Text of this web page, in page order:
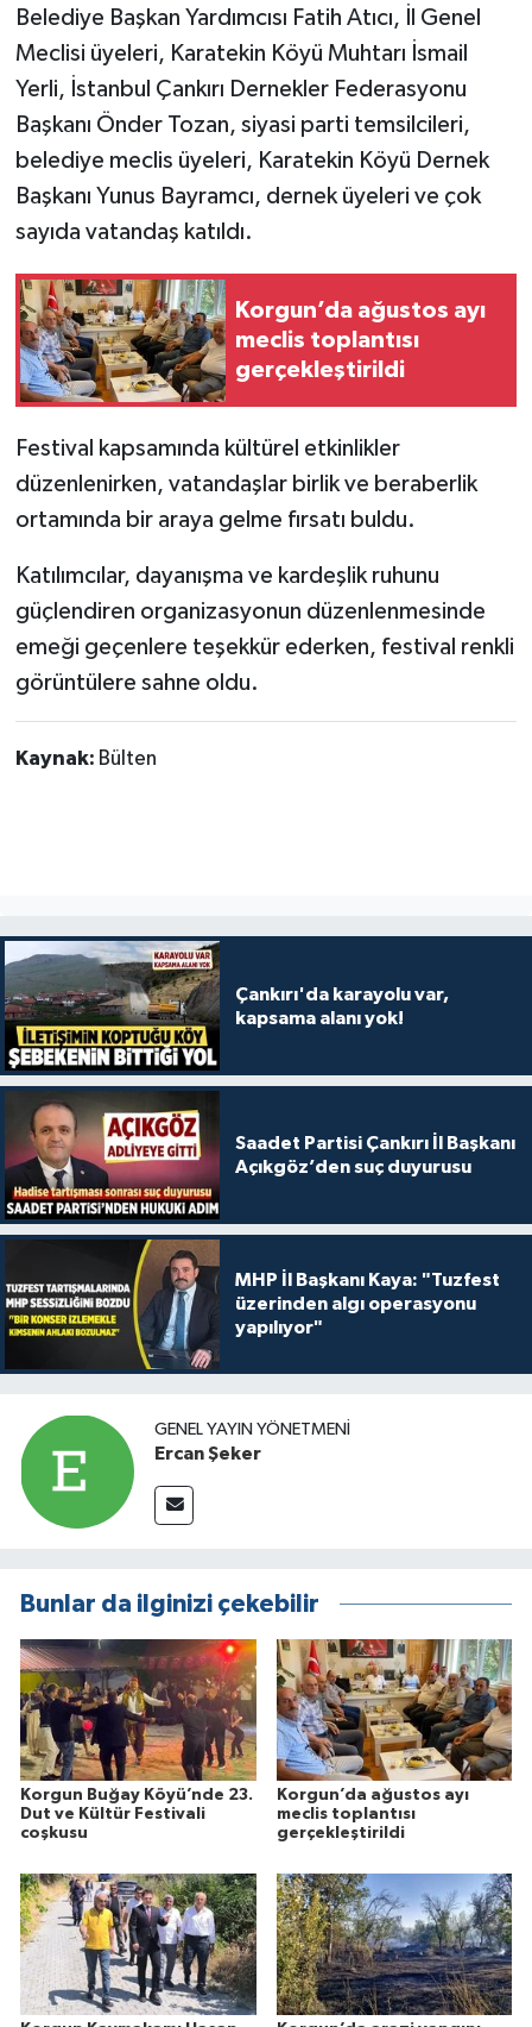
Belediye Başkan Yardımcısı Fatih Atıcı, İl Genel
Meclisi üyeleri, Karatekin Köyü Muhtarı İsmail
Yerli, İstanbul Çankırı Dernekler Federasyonu
Başkanı Önder Tozan, siyasi parti temsilcileri,
belediye meclis üyeleri, Karatekin Köyü Dernek
Başkanı Yunus Bayramcı, dernek üyeleri ve çok
sayıda vatandaş katıldı.
Korgun’da ağustos ayı
meclis toplantısı
gerçekleştirildi
Festival kapsamında kültürel etkinlikler
düzenlenirken, vatandaşlar birlik ve beraberlik
ortamında bir araya gelme fırsatı buldu.
Katılımcılar, dayanışma ve kardeşlik ruhunu
güçlendiren organizasyonun düzenlenmesinde
emeği geçenlere teşekkür ederken, festival renkli
görüntülere sahne oldu.
Kaynak: Bülten
Çankırı'da karayolu var,
kapsama alanı yok!
Saadet Partisi Çankırı İl Başkanı
Açıkgöz’den suç duyurusu
MHP İl Başkanı Kaya: "Tuzfest
üzerinden algı operasyonu
yapılıyor"
GENEL YAYIN YÖNETMENI
Ercan Şeker
Bunlar da ilginizi çekebilir
Korgun Buğay Köyü’nde 23.
Dut ve Kültür Festivali
coşkusu
Korgun’da ağustos ayı
meclis toplantısı
gerçekleştirildi
DÜNYA